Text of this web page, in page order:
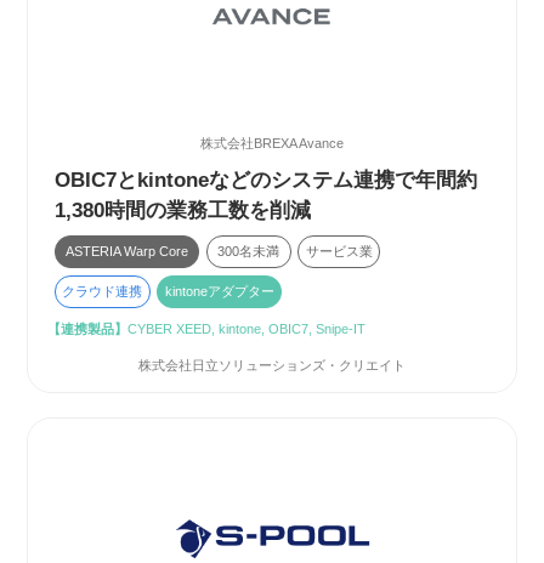
株式会社BREXA Avance
OBIC7とkintoneなどのシステム連携で年間約
1,380時間の業務工数を削減
ASTERIA Warp Core 300名未満 サービス業
クラウド連携 kintoneアダプター
【連携製品】CYBER XEED, kintone, OBIC7, Snipe-IT
株式会社日立ソリューションズ・クリエイト